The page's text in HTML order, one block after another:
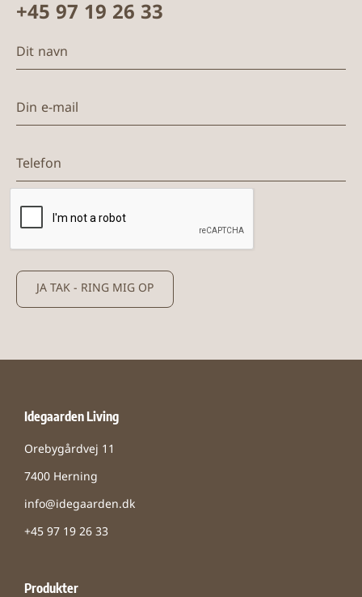
+45 97 19 26 33
JA TAK - RING MIG OP
Idegaarden Living
Orebygårdvej 11
7400 Herning
info@idegaarden.dk
+45 97 19 26 33
Produkter